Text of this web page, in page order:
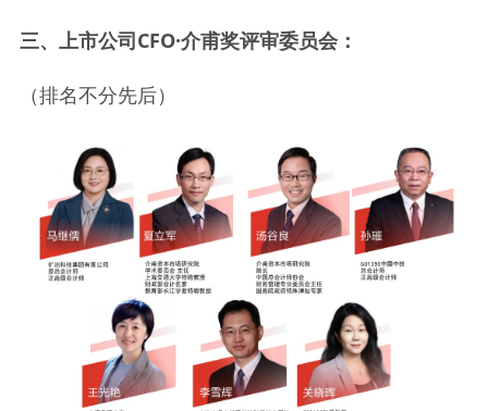
三、上市公司CFO·介甫奖评审委员会：
（排名不分先后）